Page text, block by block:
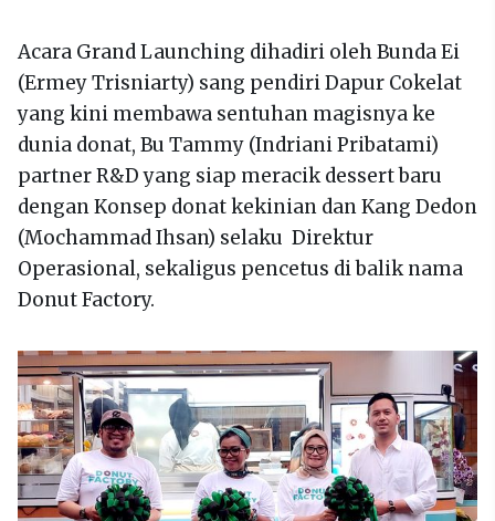
Acara Grand Launching dihadiri oleh Bunda Ei
(Ermey Trisniarty) sang pendiri Dapur Cokelat
yang kini membawa sentuhan magisnya ke
dunia donat, Bu Tammy (Indriani Pribatami)
partner R&D yang siap meracik dessert baru
dengan Konsep donat kekinian dan Kang Dedon
(Mochammad Ihsan) selaku Direktur
Operasional, sekaligus pencetus di balik nama
Donut Factory.